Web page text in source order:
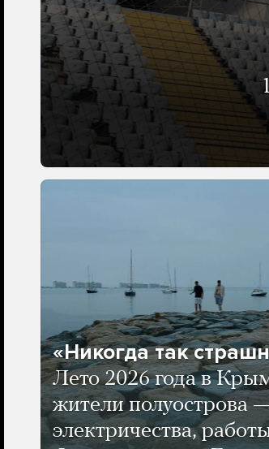
«Никогда так
Лето 2026 года в
жители полуострова
электричества,